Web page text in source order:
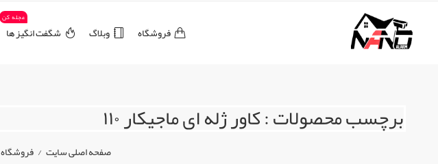
فروشگاه وبلاگ شگفت انگیز ها
عجله کن
برچسب محصولات : کاور ژله ای ماجیکار ۱۱۰
صفحه اصلی سایت فروشگاه